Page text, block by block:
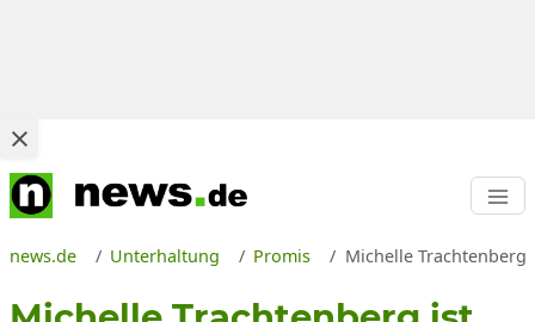
news.de Unterhaltung Promis Michelle